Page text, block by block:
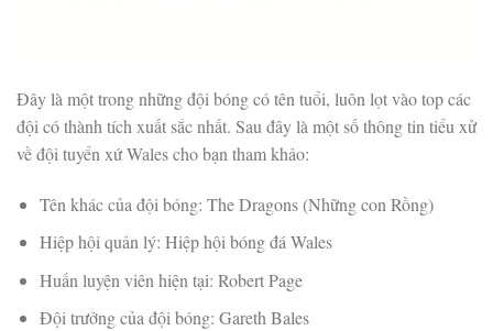
Đây là một trong những đội bóng có tên tuổi, luôn lọt vào top các
đội có thành tích xuất sắc nhất. Sau đây là một số thông tin tiểu xử
về đội tuyển xứ Wales cho bạn tham khảo:
Tên khác của đội bóng: The Dragons (Những con Rồng)
Hiệp hội quản lý: Hiệp hội bóng đá Wales
Huấn luyện viên hiện tại: Robert Page
Đội trưởng của đội bóng: Gareth Bales